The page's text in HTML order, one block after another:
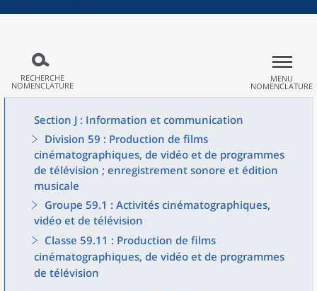
RECHERCHE
NOMENCLATURE
MENU
NOMENCLATURE
Section J : Information et communication
Division 59 : Production de films
cinématographiques, de vidéo et de programmes
de télévision ; enregistrement sonore et édition
musicale
Groupe 59.1 : Activités cinématographiques,
vidéo et de télévision
Classe 59.11 : Production de films
cinématographiques, de vidéo et de programmes
de télévision